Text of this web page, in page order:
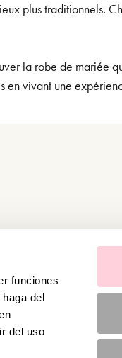
funciones
del
del uso
plus traditionnels.
la robe de mariée
en vivant une